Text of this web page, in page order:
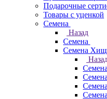
Подарочные
Товары с уценкой
Семена
Назад
Семена
Семена